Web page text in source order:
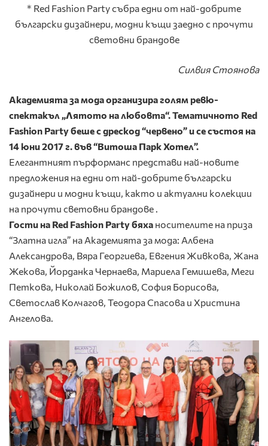
* Red Fashion Party събра едни от най-добрите
български дизайнери, модни къщи заедно с прочути
световни брандове
Силвия Стоянова
Академията за мода организира голям ревю-
спектакъл „Лятото на любовта“. Тематичното Red
Fashion Party беше с дрескод “червено” и се състоя на
14 юни 2017 г. във “Витоша Парк Хотел”.
Елегантният пърформанс представи най-новите
предложения на едни от най-добрите български
дизайнери и модни къщи, както и актуални колекции
на прочути световни брандове .
Гости на Red Fashion Party бяха носителите на приза
“Златна игла” на Академията за мода: Албена
Александрова, Вяра Георгиева, Евгения Живкова, Жана
Жекова, Йорданка Чернаева, Мариела Гемишева, Меги
Петкова, Николай Божилов, София Борисова,
Светослав Колчагов, Теодора Спасова и Христина
Ангелова.